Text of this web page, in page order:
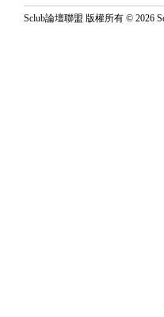
Sclub論壇聯盟 版權所有 © 2026